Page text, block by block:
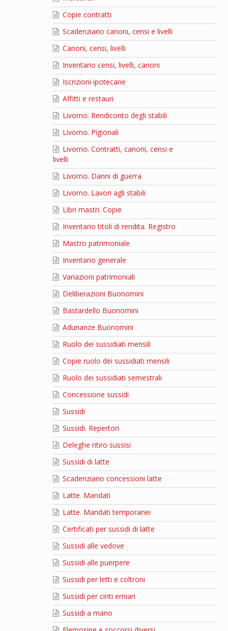
Copie contratti
Scadenziario canoni, censi e livelli
Canoni, censi, livelli
Inventario censi, livelli, canoni
Iscrizioni ipotecarie
Affitti e restauri
Livorno. Rendiconto degli stabili
Livorno. Pigionali
Livorno. Contratti, canoni, censi e
livelli
Livorno. Danni di guerra
Livorno. Lavori agli stabili
Libri mastri. Copie
Inventario titoli di rendita. Registro
Mastro patrimoniale
Inventario generale
Variazioni patrimoniali
Deliberazioni Buonomini
Bastardello Buonomini
Adunanze Buonomini
Ruolo dei sussidiati mensili
Copie ruolo dei sussidiati mensili
Ruolo dei sussidiati semestrali
Concessione sussidi
Sussidi
Sussidi. Repertori
Deleghe ritiro sussisi
Sussidi di latte
Scadenziario concessioni latte
Latte. Mandati
Latte. Mandati temporanei
Certificati per sussidi di latte
Sussidi alle vedove
Sussidi alle puerpere
Sussidi per letti e coltroni
Sussidi per cinti erniari
Sussidi a mano